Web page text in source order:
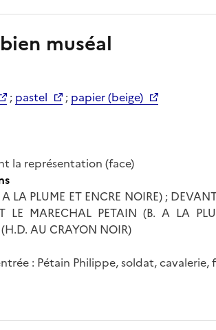
muséal
; pastel ; papier (beige)
la représentation (face)
LA PLUME ET ENCRE NOIRE) ;
LE MARECHAL PETAIN (B. A LA
AU CRAYON NOIR)
: Pétain Philippe, soldat, cavalerie,